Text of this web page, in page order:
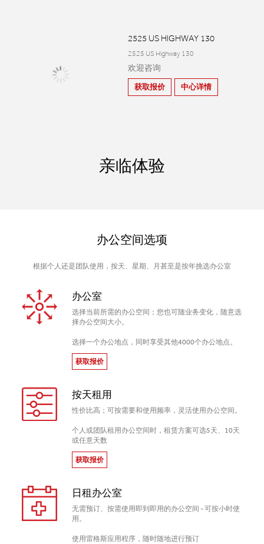
2525 US HIGHWAY 130
2525 US Highway 130
欢迎咨询
获取报价 中心详情
亲临体验
办公空间选项
根据个人还是团队使用，按天、星期、月甚至是按年挑选办公室
办公室
选择当前所需的办公空间；您也可随业务变化，随意选
择办公空间大小。
选择一个办公地点，同时享受其他4000个办公地点。
获取报价
按天租用
性价比高；可按需要和使用频率，灵活使用办公空间。
个人或团队租用办公空间时，租赁方案可选5天、10天
或任意天数
获取报价
日租办公室
无需预订、按需使用即到即用的办公空间 - 可按小时使
用。
使用雷格斯应用程序，随时随地进行预订